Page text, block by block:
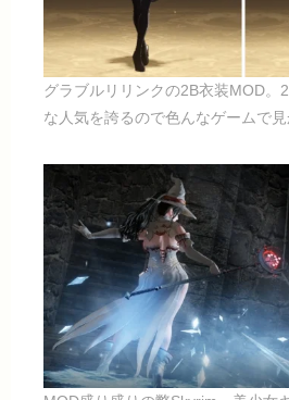
グラブルリリンクの2B衣装MOD。
な人気を誇るので色んなゲームで見